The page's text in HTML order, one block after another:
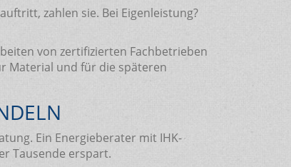
zahlen sie. Bei Eigenleistung?
von zertifizierten Fachbetrieben
Material und für die späteren
Ein Energieberater mit IHK-
Tausende erspart.